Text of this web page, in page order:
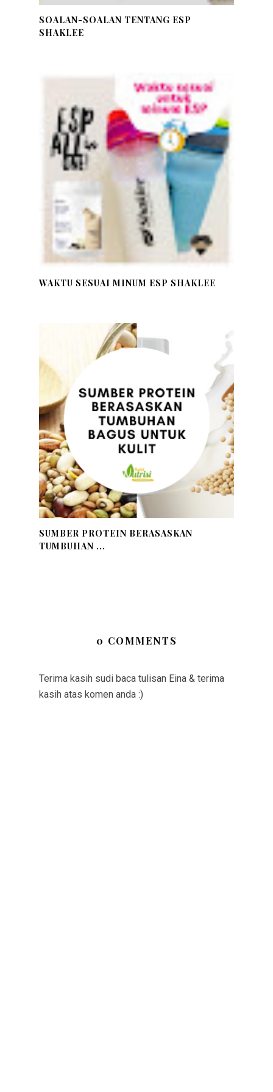
SOALAN-SOALAN TENTANG ESP
SHAKLEE
WAKTU SESUAI MINUM ESP SHAKLEE
SUMBER PROTEIN BERASASKAN
TUMBUHAN ...
0 COMMENTS
Terima kasih sudi baca tulisan Eina & terima
kasih atas komen anda :)